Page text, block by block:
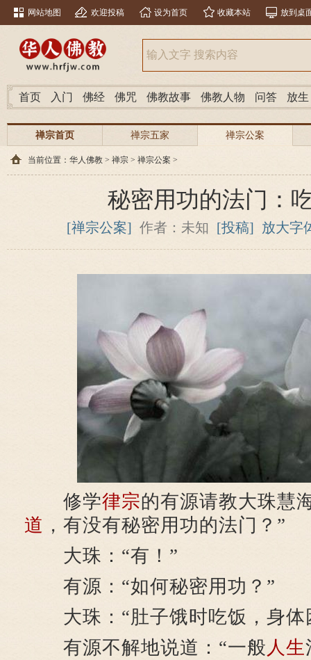
网站地图 欢迎投稿 设为首页 收藏本站 放到桌
首页 入门 佛经 佛咒 佛教故事 佛教人物 问答 放生
禅宗首页 禅宗五家 禅宗公案
当前位置： 华人佛教 > 禅宗 > 禅宗公案 >
秘密用功的法门：
[禅宗公案] 作者：未知 [投稿] 放大字
修学律宗的有源请教大珠慧
道 ，有没有秘密用功的法门？”
大珠：“有！”
有源：“如何秘密用功？”
大珠：“肚子饿时吃饭，身体
有源不解地说道：“一般 人生